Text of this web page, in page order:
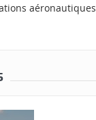
aéronautiques